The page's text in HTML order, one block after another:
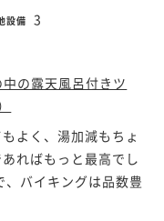
設備 3
の露天風呂付きツ
よく、湯加減もちょ
ればもっと最高でし
バイキングは品数豊